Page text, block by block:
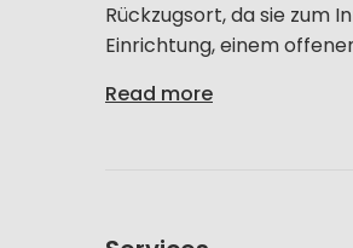
Rückzugsort, da sie zum
Einrichtung, einem
Read more